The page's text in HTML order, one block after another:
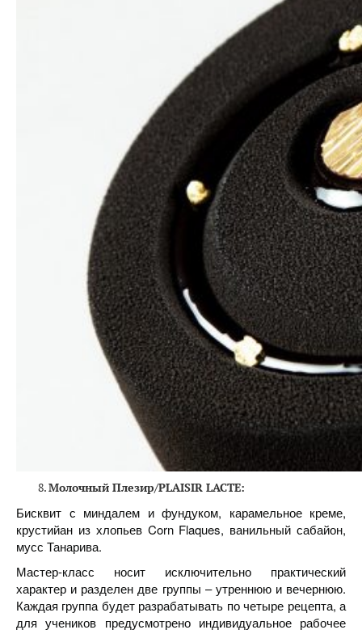
Молочный Плезир/PLAISIR LACTE:
Бисквит с миндалем и фундуком, карамельное креме,
крустийан из хлопьев Corn Flaques, ванильный сабайон,
мусс Танарива.
Мастер-класс носит исключительно практический
характер и разделен две группы – утреннюю и вечернюю.
Каждая группа будет разрабатывать по четыре рецепта, а
для учеников предусмотрено индивидуальное рабочее